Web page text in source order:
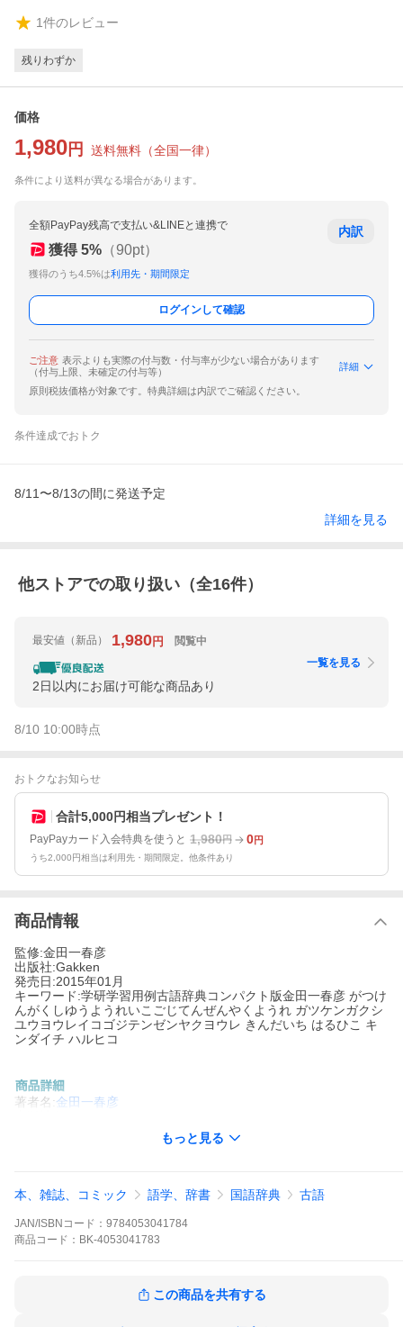
1件のレビュー
残りわずか
価格
1,980 円 送料無料 （全国一律）
条件により送料が異なる場合があります。
全額PayPay残高で支払い&LINEと連携で
獲得 5% （90pt）
獲得のうち4.5%は利用先・期間限定
内訳
ログインして確認
ご注意 表示よりも実際の付与数・付与率が少ない場合があります
（付与上限、未確定の付与等）
詳細
原則税抜価格が対象です。特典詳細は内訳でご確認ください。
条件達成でおトク
8/11〜8/13の間に発送予定
詳細を見る
他ストアでの取り扱い（全16件）
最安値 （新品） 1,980円 閲覧中
2日以内にお届け可能な商品あり
一覧を見る
8/10 10:00時点
おトクなお知らせ
合計5,000円相当プレゼント！
PayPayカード入会特典を使うと 1,980円 0円
うち2,000円相当は利用先・期間限定。他条件あり
商品情報
監修:金田一春彦
出版社:Gakken
発売日:2015年01月
キーワード:学研学習用例古語辞典コンパクト版金田一春彦 がつけ
んがくしゆうようれいこごじてんぜんやくようれ ガツケンガクシ
ユウヨウレイコゴジテンゼンヤクヨウレ きんだいち はるひこ キ
ンダイチ ハルヒコ
著者名:金田一春彦
高校教科書に頻出の古文用例を全文現代語訳。学習した内容を辞
※本データはこの商品が発売された時点の情報です。
もっと見る
本、雑誌、コミック 語学、辞書 国語辞典 古語
JAN/ISBNコード： 9784053041784
商品 コード： BK-4053041783
この商品を共有する